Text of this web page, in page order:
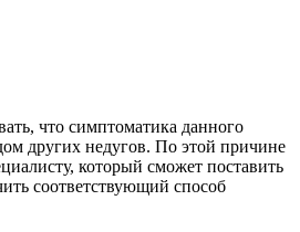
что симптоматика данного
других недугов. По этой причине
который сможет поставить
соответствующий способ